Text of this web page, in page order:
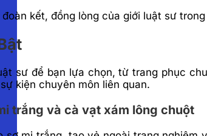
kết, đồng lòng của giới luật sư
sư để bạn lựa chọn, từ trang phục
kiện chuyên môn liên quan.
trắng và cà vạt xám lông chuột